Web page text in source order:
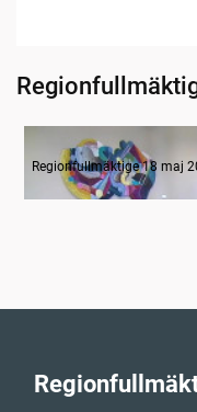
Inledande formalia
Regionfullmäktige 18 maj